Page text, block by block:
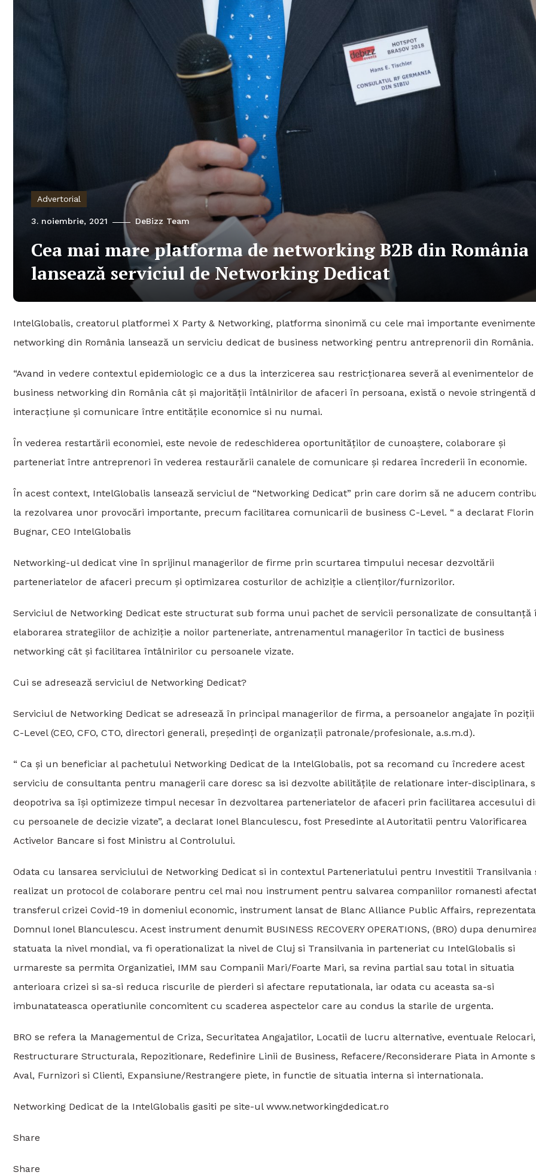
Advertorial
3. noiembrie, 2021 DeBizz Team
Cea mai mare platforma de networking B2B din România
lansează serviciul de Networking Dedicat
IntelGlobalis, creatorul platformei X Party & Networking, platforma sinonimă cu cele mai importante
networking din România lansează un serviciu dedicat de business networking pentru antreprenorii din România.
“Avand in vedere contextul epidemiologic ce a dus la interzicerea sau restricționarea severă al evenimentelor de
business networking din România cât și majorității întâlnirilor de afaceri în persoana, există o nevoie stringentă
interacțiune și comunicare între entitățile economice si nu numai.
În vederea restartării economiei, este nevoie de redeschiderea oportunităților de cunoaștere, colaborare și
parteneriat între antreprenori în vederea restaurării canalele de comunicare și redarea încrederii în economie.
În acest context, IntelGlobalis lansează serviciul de “Networking Dedicat” prin care dorim să ne aducem
la rezolvarea unor provocări importante, precum facilitarea comunicarii de business C-Level. “ a declarat Florin
Bugnar, CEO IntelGlobalis
Networking-ul dedicat vine în sprijinul managerilor de firme prin scurtarea timpului necesar dezvoltării
parteneriatelor de afaceri precum și optimizarea costurilor de achiziție a clienților/furnizorilor.
Serviciul de Networking Dedicat este structurat sub forma unui pachet de servicii personalizate de consultanță
elaborarea strategiilor de achiziție a noilor parteneriate, antrenamentul managerilor în tactici de business
networking cât și facilitarea întâlnirilor cu persoanele vizate.
Cui se adresează serviciul de Networking Dedicat?
Serviciul de Networking Dedicat se adresează în principal managerilor de firma, a persoanelor angajate în
C-Level (CEO, CFO, CTO, directori generali, președinți de organizații patronale/profesionale, a.s.m.d).
“ Ca și un beneficiar al pachetului Networking Dedicat de la IntelGlobalis, pot sa recomand cu încredere acest
serviciu de consultanta pentru managerii care doresc sa isi dezvolte abilitățile de relationare inter-disciplinara,
deopotriva sa își optimizeze timpul necesar în dezvoltarea parteneriatelor de afaceri prin facilitarea accesului
cu persoanele de decizie vizate”, a declarat Ionel Blanculescu, fost Presedinte al Autoritatii pentru Valorificarea
Activelor Bancare si fost Ministru al Controlului.
Odata cu lansarea serviciului de Networking Dedicat si in contextul Parteneriatului pentru Investitii Transilvania
realizat un protocol de colaborare pentru cel mai nou instrument pentru salvarea companiilor romanesti
transferul crizei Covid-19 in domeniul economic, instrument lansat de Blanc Alliance Public Affairs,
Domnul Ionel Blanculescu. Acest instrument denumit BUSINESS RECOVERY OPERATIONS, (BRO) dupa
statuata la nivel mondial, va fi operationalizat la nivel de Cluj si Transilvania in parteneriat cu IntelGlobalis si
urmareste sa permita Organizatiei, IMM sau Companii Mari/Foarte Mari, sa revina partial sau total in situatia
anterioara crizei si sa-si reduca riscurile de pierderi si afectare reputationala, iar odata cu aceasta sa-si
imbunatateasca operatiunile concomitent cu scaderea aspectelor care au condus la starile de urgenta.
BRO se refera la Managementul de Criza, Securitatea Angajatilor, Locatii de lucru alternative, eventuale Relocari,
Restructurare Structurala, Repozitionare, Redefinire Linii de Business, Refacere/Reconsiderare Piata in Amonte
Aval, Furnizori si Clienti, Expansiune/Restrangere piete, in functie de situatia interna si internationala.
Networking Dedicat de la IntelGlobalis gasiti pe site-ul www.networkingdedicat.ro
Share
Share